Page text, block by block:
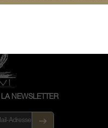
NEWSLETTER